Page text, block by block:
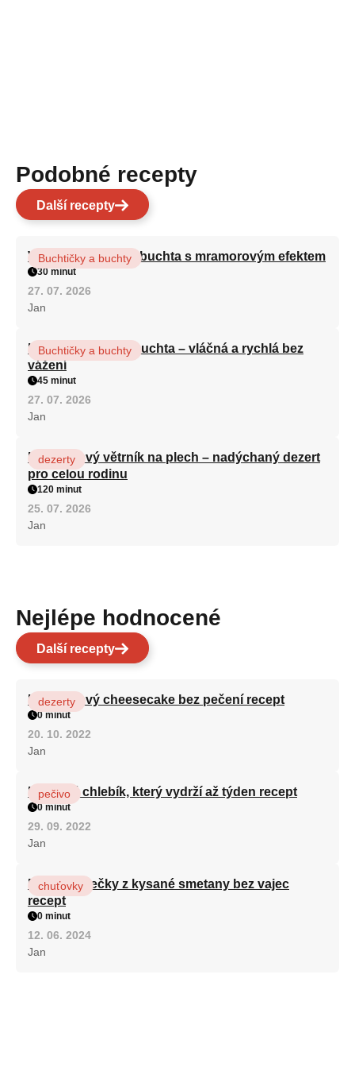
Podobné recepty
Další recepty
Vláčná olejová litá buchta s mramorovým efektem
Buchtičky a buchty
30 minut
27. 07. 2026
Jan
Hrnková maková buchta – vláčná a rychlá bez
vážení
Buchtičky a buchty
45 minut
27. 07. 2026
Jan
Karamelový větrník na plech – nadýchaný dezert
pro celou rodinu
dezerty
120 minut
25. 07. 2026
Jan
Nejlépe hodnocené
Další recepty
Karamelový cheesecake bez pečení recept
dezerty
0 minut
20. 10. 2022
Jan
Hrnkový chlebík, který vydrží až týden recept
pečivo
0 minut
29. 09. 2022
Jan
Rychlé válečky z kysané smetany bez vajec
recept
chuťovky
0 minut
12. 06. 2024
Jan